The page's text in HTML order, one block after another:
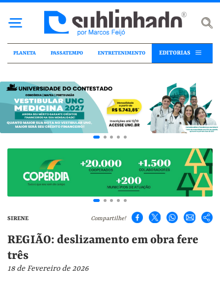
PLANETA PASSATEMPO ENTRETENIMENTO EDITORIAS
SIRENE Compartilhe!
REGIÃO: deslizamento em obra fere
três
18 de Fevereiro de 2026